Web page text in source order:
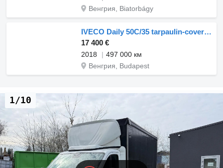
Венгрия, Biatorbágy
IVECO Daily 50C/35 tarpaulin-covered flatbed truck
17 400 €
2018
497 000 км
Венгрия, Budapest
1/10